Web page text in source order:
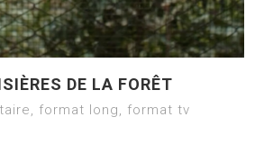
DE LA FORÊT
format long, format tv